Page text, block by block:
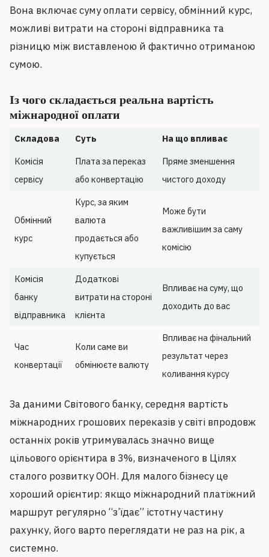
Вона включає суму оплати сервісу, обмінний курс,
можливі витрати на стороні відправника та
різницю між виставленою й фактично отриманою
сумою.
Із чого складається реальна вартість
міжнародної оплати
Складова Суть
На що впливає
Комісія
сервісу
Плата за переказ
або конвертацію
Пряме зменшення
чистого доходу
Обмінний
курс
Курс, за яким
валюта
продається або
купується
Може бути
важливішим за саму
комісію
Комісія
банку
відправника
Додаткові
витрати на стороні
клієнта
Впливає на суму, що
доходить до вас
Час
конвертації
Коли саме ви
обмінюєте валюту
Впливає на фінальний
результат через
коливання курсу
За даними Світового банку, середня вартість
міжнародних грошових переказів у світі впродовж
останніх років утримувалась значно вище
цільового орієнтира в 3%, визначеного в Цілях
сталого розвитку ООН. Для малого бізнесу це
хороший орієнтир: якщо міжнародний платіжний
маршрут регулярно “з’їдає” істотну частину
рахунку, його варто переглядати не раз на рік, а
системно.